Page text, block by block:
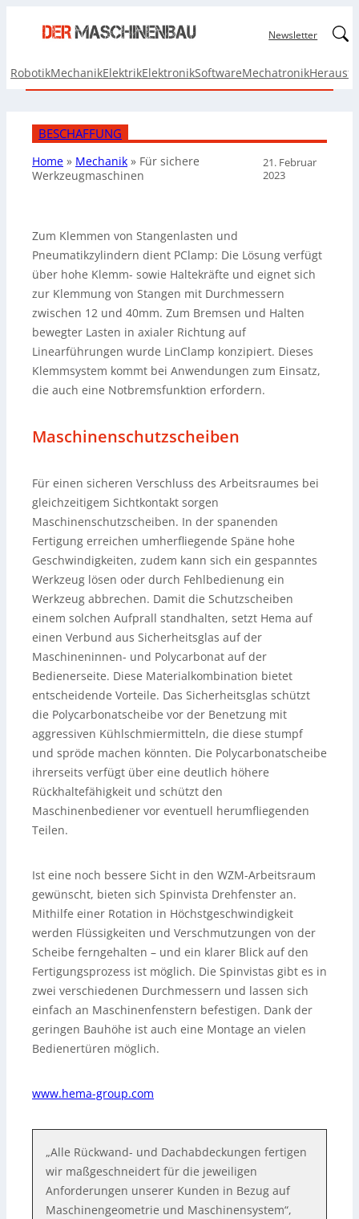
Newsletter
RobotikMechanikElektrikElektronikSoftwareMechatronik
BESCHAFFUNG
Home » Mechanik » Für sichere
Werkzeugmaschinen
21. Februar
2023
Zum Klemmen von Stangenlasten und
Pneumatikzylindern dient PClamp: Die Lösung verfügt
über hohe Klemm- sowie Haltekräfte und eignet sich
zur Klemmung von Stangen mit Durchmessern
zwischen 12 und 40mm. Zum Bremsen und Halten
bewegter Lasten in axialer Richtung auf
Linearführungen wurde LinClamp konzipiert. Dieses
Klemmsystem kommt bei Anwendungen zum Einsatz,
die auch eine Notbremsfunktion erfordern.
Maschinenschutzscheiben
Für einen sicheren Verschluss des Arbeitsraumes bei
gleichzeitigem Sichtkontakt sorgen
Maschinenschutzscheiben. In der spanenden
Fertigung erreichen umherfliegende Späne hohe
Geschwindigkeiten, zudem kann sich ein gespanntes
Werkzeug lösen oder durch Fehlbedienung ein
Werkzeug abbrechen. Damit die Schutzscheiben
einem solchen Aufprall standhalten, setzt Hema auf
einen Verbund aus Sicherheitsglas auf der
Maschineninnen- und Polycarbonat auf der
Bedienerseite. Diese Materialkombination bietet
entscheidende Vorteile. Das Sicherheitsglas schützt
die Polycarbonatscheibe vor der Benetzung mit
aggressiven Kühlschmiermitteln, die diese stumpf
und spröde machen könnten. Die Polycarbonatscheibe
ihrerseits verfügt über eine deutlich höhere
Rückhaltefähigkeit und schützt den
Maschinenbediener vor eventuell herumfliegenden
Teilen.
Ist eine noch bessere Sicht in den WZM-Arbeitsraum
gewünscht, bieten sich Spinvista Drehfenster an.
Mithilfe einer Rotation in Höchstgeschwindigkeit
werden Flüssigkeiten und Verschmutzungen von der
Scheibe ferngehalten – und ein klarer Blick auf den
Fertigungsprozess ist möglich. Die Spinvistas gibt es in
zwei verschiedenen Durchmessern und lassen sich
einfach an Maschinenfenstern befestigen. Dank der
geringen Bauhöhe ist auch eine Montage an vielen
Bedienertüren möglich.
www.hema-group.com
„Alle Rückwand- und Dachabdeckungen fertigen
wir maßgeschneidert für die jeweiligen
Anforderungen unserer Kunden in Bezug auf
Maschinengeometrie und Maschinensystem“,